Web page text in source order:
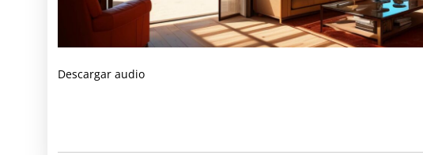
Descargar audio